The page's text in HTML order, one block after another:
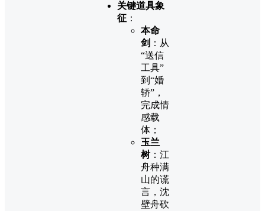
关键道具象
征 ：
本命
剑 ：从
“送信
工具”
到“婚
轿”，
完成情
感载
体；
玉兰
树：江
舟种满
山的谎
言，沈
壁舟砍